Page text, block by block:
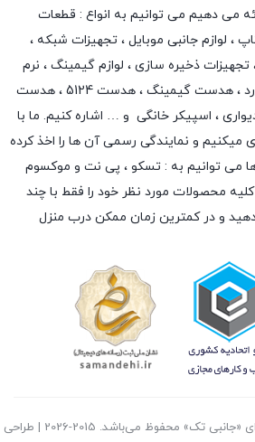
می دهیم می توانیم به انواع : قطعات
، لوازم جانبی موبایل ، تجهیزات شبکه ،
تجهیزات ذخیره سازی ، لوازم گیمینگ ، نرم
، هدست گیمینگ
، هدست 5124 ، هدست
، اسپیکر خانگی و … اشاره کنیم. ما با
میکنیم و نمایندگی رسمی آن ها را اخذ کرده
می توانیم به : تسکو ، پی نت و موکسوم
محصولات مورد نظر خود را فقط با چند
و در کمترین زمان ممکن درب منزل
تمامی حقوق مادی و معنوی برای «جانبی تک» محفوظ می‌باشد. 2015-2026 | طراحی